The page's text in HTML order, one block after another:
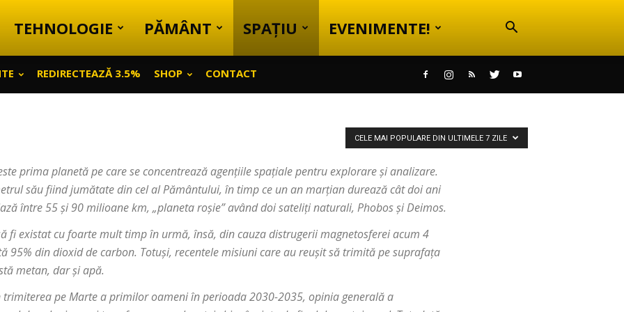
TEHNOLOGIE PĂMÂNT SPAȚIU EVENIMENTE!
REDIRECTEAZĂ 3.5% SHOP CONTACT
prima planetă pe care se concentrează agențiile spațiale pentru explorare și analizare.
său fiind jumătate din cel al Pământului, în timp ce un an marțian durează cât doi ani
între 55 și 90 milioane km, „planeta roșie” având doi sateliți naturali, Phobos și Deimos.
fi existat cu foarte mult timp în urmă, însă, din cauza distrugerii magnetosferei acum 4
95% din dioxid de carbon. Totuși, recentele misiuni care au reușit să trimită pe suprafața
metan, dar și apă.
trimiterea pe Marte a primilor oameni în perioada 2030-2035, opinia generală a
CELE MAI POPULARE DIN ULTIMELE 7 ZILE